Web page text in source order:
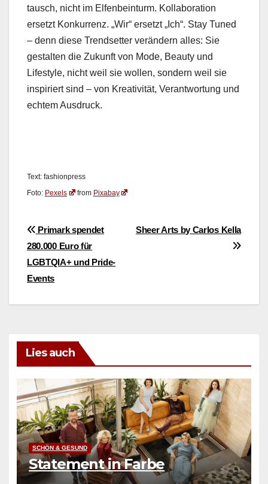
tausch, nicht im Elfen­bein­turm. Kol­lab­o­ra­tion
erset­zt Konkur­renz. „Wir“ erset­zt „Ich“. Stay Tuned
– denn diese Trend­set­ter verän­dern alles: Sie
gestal­ten die Zukun­ft von Mode, Beau­ty und
Lifestyle, nicht weil sie wollen, son­dern weil sie
inspiri­ert sind – von Kreativ­ität, Ver­ant­wor­tung und
echtem Aus­druck.
Text: fash­ion­press
Foto: Pex­els from Pix­abay
Beitragsnavigation
Sheer Arts by Carlos Kella
Primark spendet
280.000 Euro für
LGBTQIA+ und Pride-
Events
Lies auch
SCHÖN & GESUND
Statement in Farbe